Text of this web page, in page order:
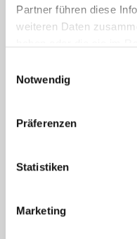
Partner führen diese
weiteren Daten
Notwendig
Präferenzen
Statistiken
Marketing
zu, dass meine Angaben
elektronisch erhoben und
an info@hegerich-